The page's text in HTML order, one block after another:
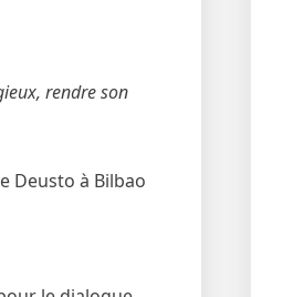
rendre son
Deusto à Bilbao